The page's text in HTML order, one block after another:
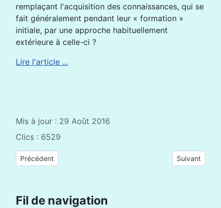
remplaçant l'acquisition des connaissances, qui se
fait généralement pendant leur « formation »
initiale, par une approche habituellement
extérieure à celle-ci ?
Lire l'article ...
Mis à jour : 29 Août 2016
Clics : 6529
Article précédent : Les 7 Clés du travail en équipe pour
Précédent Article
Suivant
Fil de navigation